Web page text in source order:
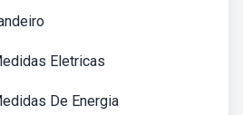
Eletricas
De Energia